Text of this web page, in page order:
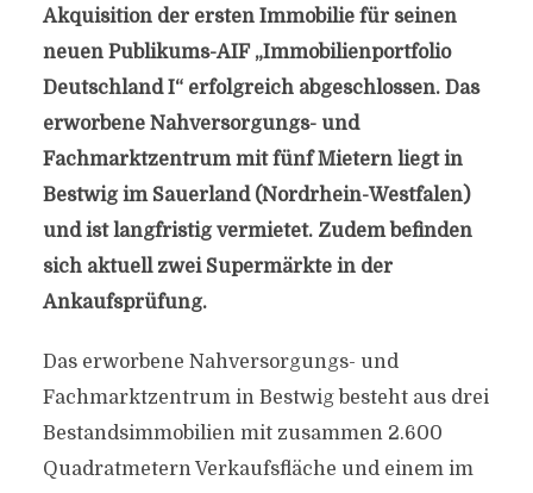
Akquisition der ersten Immobilie für seinen
neuen Publikums-AIF „Immobilienportfolio
Deutschland I“ erfolgreich abgeschlossen. Das
erworbene Nahversorgungs- und
Fachmarktzentrum mit fünf Mietern liegt in
Bestwig im Sauerland (Nordrhein-Westfalen)
und ist langfristig vermietet. Zudem befinden
sich aktuell zwei Supermärkte in der
Ankaufsprüfung.
Das erworbene Nahversorgungs- und
Fachmarktzentrum in Bestwig besteht aus drei
Bestandsimmobilien mit zusammen 2.600
Quadratmetern Verkaufsfläche und einem im